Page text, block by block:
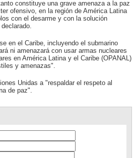
constituye una grave amenaza a la paz
ofensivo, en la región de América Latina
con el desarme y con la solución
en el Caribe, incluyendo el submarino
ni amenazará con usar armas nucleares
en América Latina y el Caribe (OPANAL)
y amenazas".
Unidas a "respaldar el respeto al
de paz".